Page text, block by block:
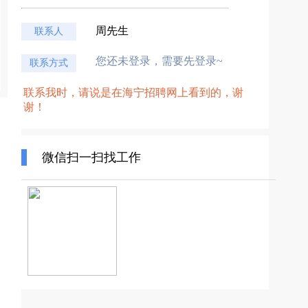
联系人 周先生
联系方式 您还未登录，需要先登录~
联系我时，请说是在海宁招聘网上看到的，谢
谢！
微信扫一扫找工作